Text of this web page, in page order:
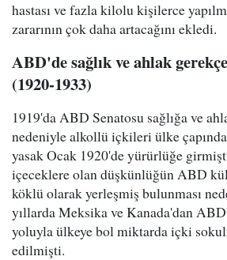
hastası ve fazla kilolu kişilerce
zararının çok daha artacağını ekledi.
ABD'de sağlık ve ahlak
(1920-1933)
1919'da ABD Senatosu sağlığa ve
nedeniyle alkollü içkileri ülke
yasak Ocak 1920'de yürürlüğe
içeceklere olan düşkünlüğün ABD
köklü olarak yerleşmiş bulunması
yıllarda Meksika ve Kanada'dan
yoluyla ülkeye bol miktarda içki
edilmişti.